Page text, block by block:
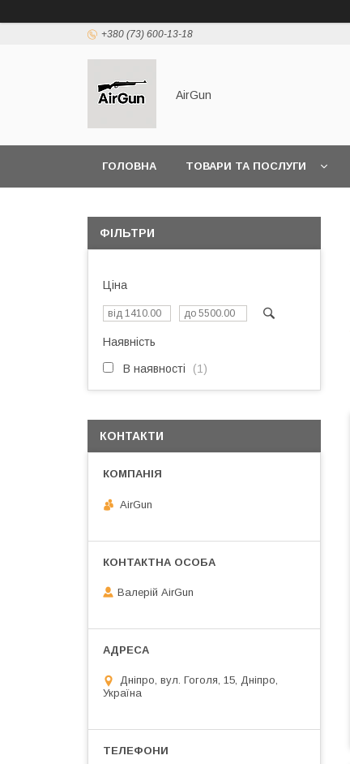
+380 (73) 600-13-18
AirGun
ГОЛОВНА ТОВАРИ ТА ПОСЛУГИ
ФІЛЬТРИ
Ціна
Наявність
В наявності 1
КОНТАКТИ
AirGun
Валерій AirGun
Дніпро, вул. Гоголя, 15, Дніпро,
Україна